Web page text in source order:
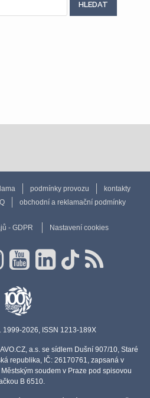
podmínky provozu
kontakty
obchodní a reklamační podmínky
- GDPR Nastavení cookies
1999-2026, ISSN 1213-189X
a.s. se sídlem Dušní 907/10, Staré
republika, IČ: 26170761, zapsaná v
soudem v Praze pod spisovou
B 6510.